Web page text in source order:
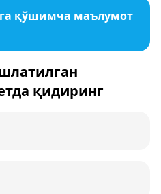
қўшимча маълумот
қидиринг